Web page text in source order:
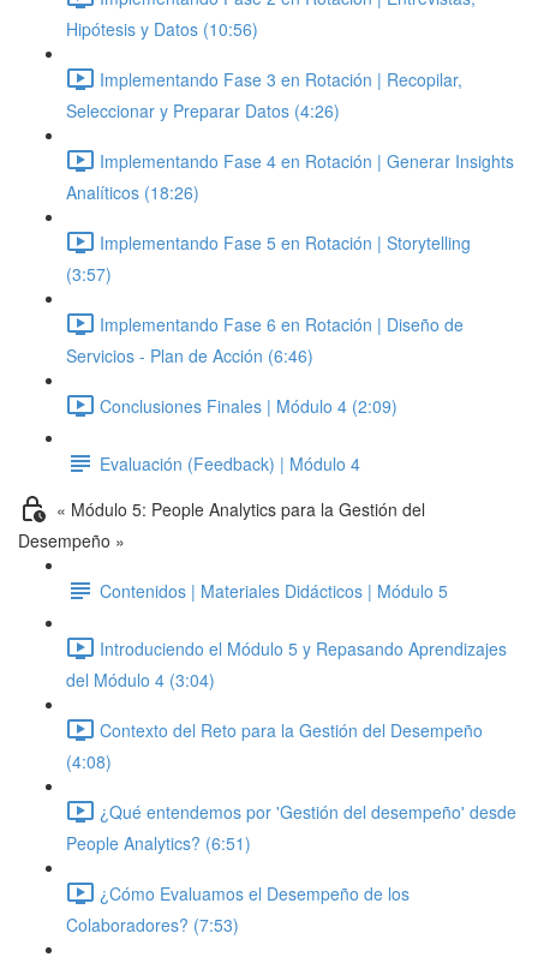
Hipótesis y Datos (10:56)
Implementando Fase 3 en Rotación | Recopilar,
Seleccionar y Preparar Datos (4:26)
Implementando Fase 4 en Rotación | Generar Insights
Analíticos (18:26)
Implementando Fase 5 en Rotación | Storytelling
(3:57)
Implementando Fase 6 en Rotación | Diseño de
Servicios - Plan de Acción (6:46)
Conclusiones Finales | Módulo 4 (2:09)
Evaluación (Feedback) | Módulo 4
« Módulo 5: People Analytics para la Gestión del
Desempeño »
Contenidos | Materiales Didácticos | Módulo 5
Introduciendo el Módulo 5 y Repasando Aprendizajes
del Módulo 4 (3:04)
Contexto del Reto para la Gestión del Desempeño
(4:08)
¿Qué entendemos por 'Gestión del desempeño' desde
People Analytics? (6:51)
¿Cómo Evaluamos el Desempeño de los
Colaboradores? (7:53)